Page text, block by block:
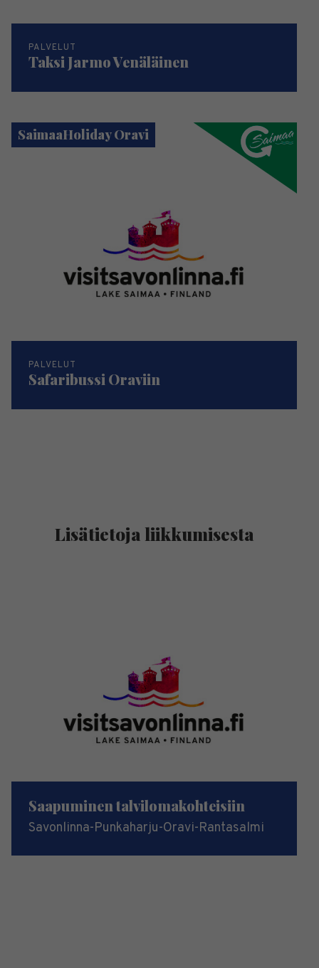
PALVELUT
Taksi Jarmo Venäläinen
SaimaaHoliday Oravi
PALVELUT
Safaribussi Oraviin
Lisätietoja liikkumisesta
Saapuminen talvilomakohteisiin
Savonlinna-Punkaharju-Oravi-Rantasalmi